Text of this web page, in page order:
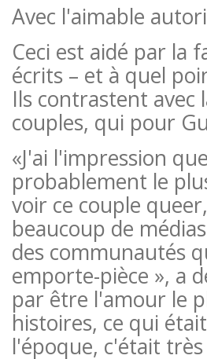
Avec l'aimable
Ceci est aidé par la
écrits – et à quel
Ils contrastent avec
couples, qui pour
«J'ai l'impression
probablement le
voir ce couple
beaucoup de
des communautés
emporte-pièce », a
par être l'amour le
histoires, ce qui
l'époque, c'était